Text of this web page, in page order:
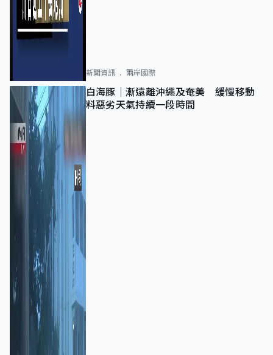
新聞資訊 兩岸國際
白海豚｜漸遠離沖繩及奄美 緩慢移動
料惡劣天氣持續一段時間